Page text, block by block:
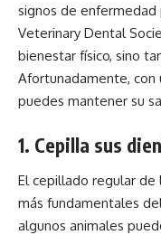
signos de enfermedad
Veterinary Dental
bienestar físico, sino
Afortunadamente, con
puedes mantener su
1. Cepilla sus
El cepillado regular
más fundamentales
algunos animales